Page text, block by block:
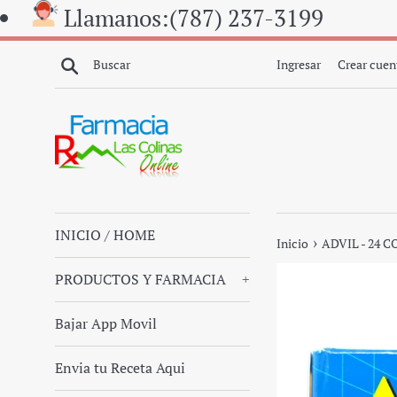
Ir
directamente
contenido
Llamanos:(787) 237-3199
Buscar Ingresar Crear
INICIO / HOME
PRODUCTOS Y FARMACIA +
Bajar App Movil
Envia tu Receta Aqui
Inicio › ADVIL - 24